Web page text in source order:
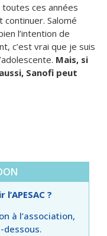
ces années
continuer. Salomé
l’intention de
c’est vrai que je suis
Mais, si
Sanofi peut
?
à l’association,
dessous.